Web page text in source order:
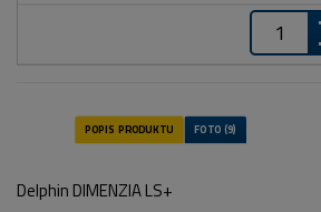
Delphin DIMENZIA LS+